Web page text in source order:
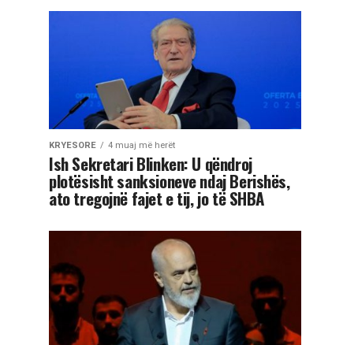
KRYESORE 4 muaj më herët
Ish Sekretari Blinken: U qëndroj
plotësisht sanksioneve ndaj Berishës,
ato tregojnë fajet e tij, jo të SHBA